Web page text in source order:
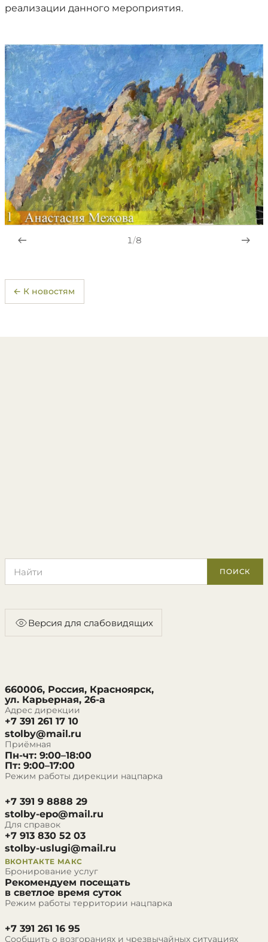
реализации данного мероприятия.
1/8
← К новостям
ПОИСК
Версия для слабовидящих
660006, Россия, Красноярск,
ул. Карьерная, 26-а
Адрес дирекции
+7 391 261 17 10
stolby@mail.ru
Приёмная
Пн-чт: 9:00–18:00
Пт: 9:00–17:00
Режим работы дирекции нацпарка
+7 391 9 8888 29
stolby-epo@mail.ru
Для справок
+7 913 830 52 03
stolby-uslugi@mail.ru
ВКОНТАКТЕ МАКС
Бронирование услуг
Рекомендуем посещать
в светлое время суток
Режим работы территории нацпарка
+7 391 261 16 95
Сообщить о возгораниях и чрезвычайных ситуациях